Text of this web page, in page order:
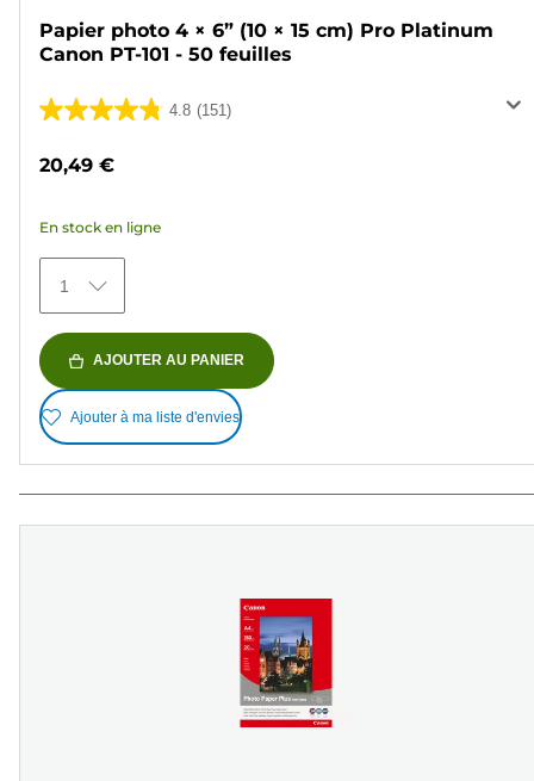
Papier photo 4 × 6” (10 × 15 cm) Pro Platinum
Canon PT-101 - 50 feuilles
4.8 (151)
4.8
151
avis
20,49 €
En stock en ligne
1
AJOUTER AU PANIER
Ajouter à ma liste d'envies